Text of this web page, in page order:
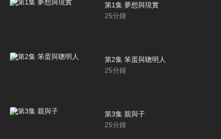
第1集 夢想與現實
25分鐘
第2集 笨蛋與聰明人
25分鐘
第3集 親與子
25分鐘